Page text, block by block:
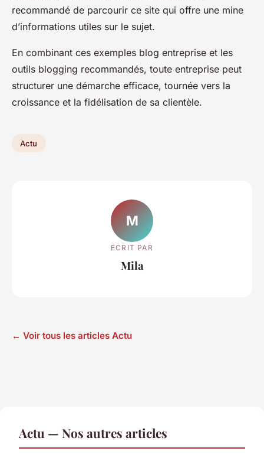
recommandé de parcourir ce site qui offre une mine
d’informations utiles sur le sujet.
En combinant ces exemples blog entreprise et les
outils blogging recommandés, toute entreprise peut
structurer une démarche efficace, tournée vers la
croissance et la fidélisation de sa clientèle.
Actu
M
ECRIT PAR
Mila
← Voir tous les articles Actu
Actu — Nos autres articles